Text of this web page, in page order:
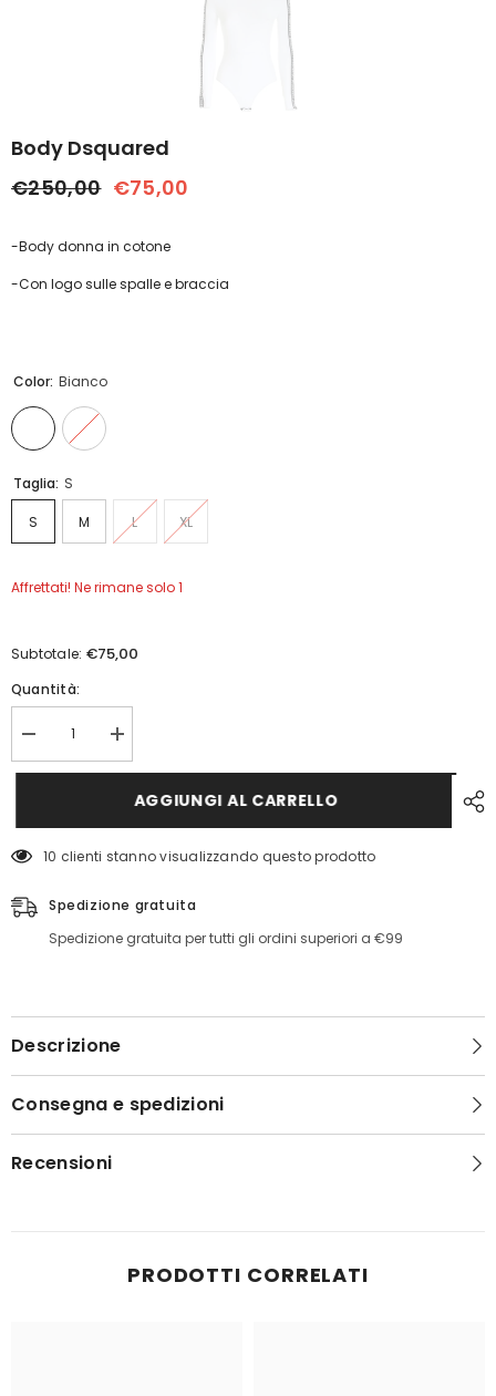
Body Dsquared
€250,00 €75,00
-Body donna in cotone
-Con logo sulle spalle e braccia
Color: Bianco
Taglia: S
S M L XL
Affrettati! Ne rimane solo 1
Subtotale: €75,00
Quantità:
Diminuisci
quantità
per
Aumenta
quantità
per
Body
Dsquared
AGGIUNGI AL CARRELLO
10 clienti stanno visualizzando questo prodotto
Spedizione gratuita
Spedizione gratuita per tutti gli ordini superiori a €99
Descrizione
Consegna e spedizioni
Recensioni
PRODOTTI CORRELATI